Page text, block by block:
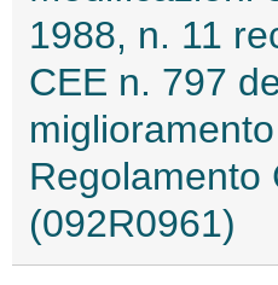
1988, n. 11
CEE n. 797
Regolamento
(092R0961)